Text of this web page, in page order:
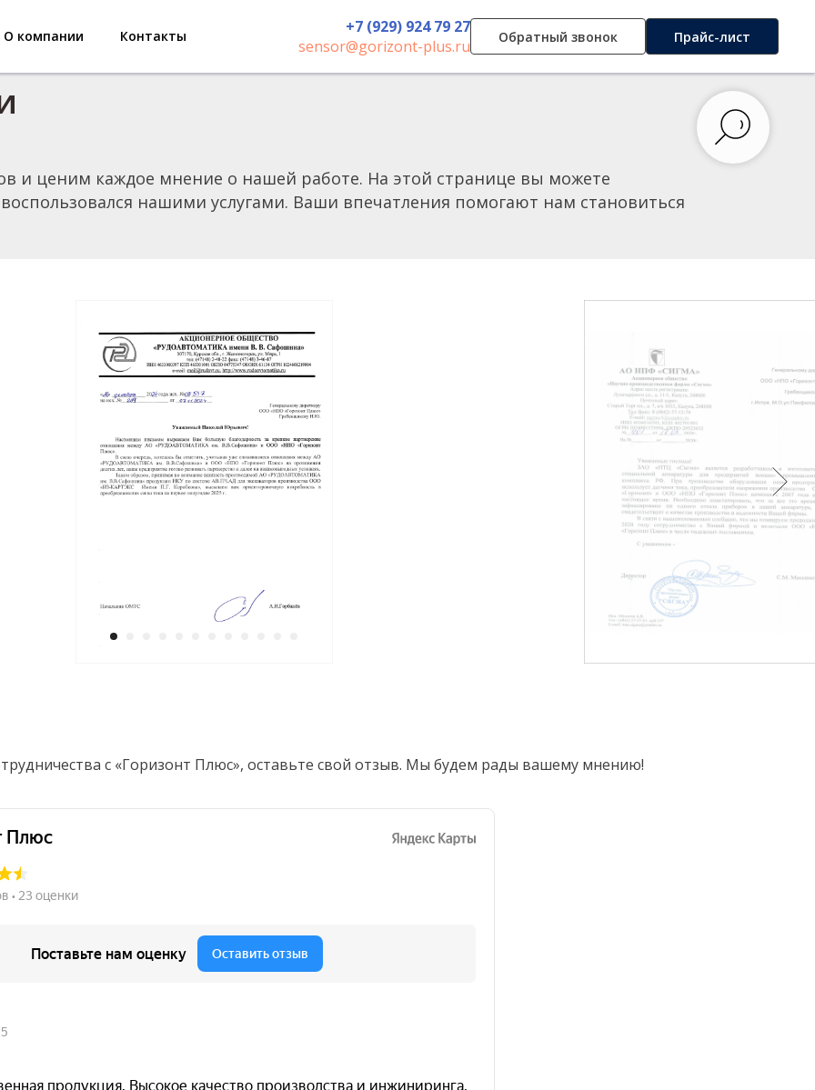
О компании Контакты
+7 (929) 924 79 27
sensor@gorizont-plus.ru
Обратный звонок Прайс-лист
и ценим каждое мнение о нашей работе. На этой странице вы можете
нашими услугами. Ваши впечатления помогают нам становиться
с «Горизонт Плюс», оставьте свой отзыв. Мы будем рады вашему мнению!